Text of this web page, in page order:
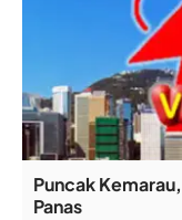
Puncak
Panas